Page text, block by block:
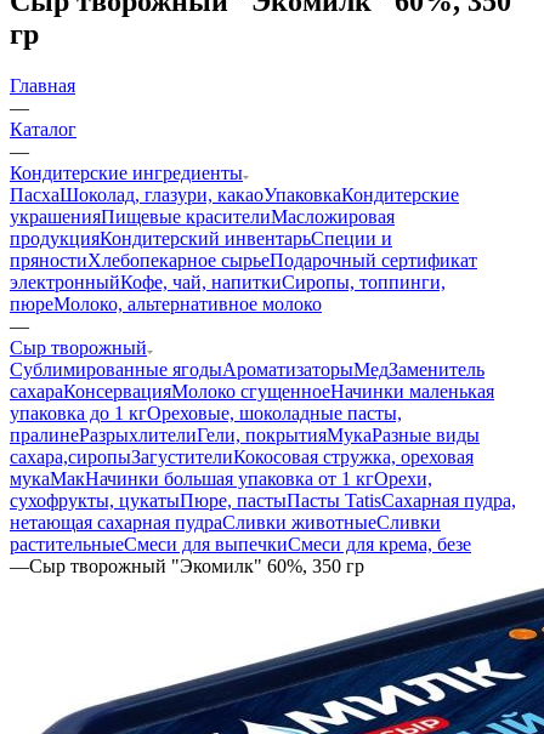
гр
Главная
—
Каталог
—
Кондитерские ингредиенты
ПасхаШоколад, глазури, какаоУпаковкаКондитерские
украшенияПищевые красителиМасложировая
продукцияКондитерский инвентарьСпеции и
пряностиХлебопекарное сырьеПодарочный сертификат
электронныйКофе, чай, напиткиСиропы, топпинги,
пюреМолоко, альтернативное молоко
—
Сыр творожный
Сублимированные ягодыАроматизаторыМедЗаменитель
сахараКонсервацияМолоко сгущенноеНачинки маленькая
упаковка до 1 кгОреховые, шоколадные пасты,
пралинеРазрыхлителиГели, покрытияМукаРазные виды
сахара,сиропыЗагустителиКокосовая стружка, ореховая
мукаМакНачинки большая упаковка от 1 кгОрехи,
сухофрукты, цукатыПюре, пастыПасты TatisСахарная пудра,
нетающая сахарная пудраСливки животныеСливки
растительныеСмеси для выпечкиСмеси для крема, безе
—Сыр творожный "Экомилк" 60%, 350 гр